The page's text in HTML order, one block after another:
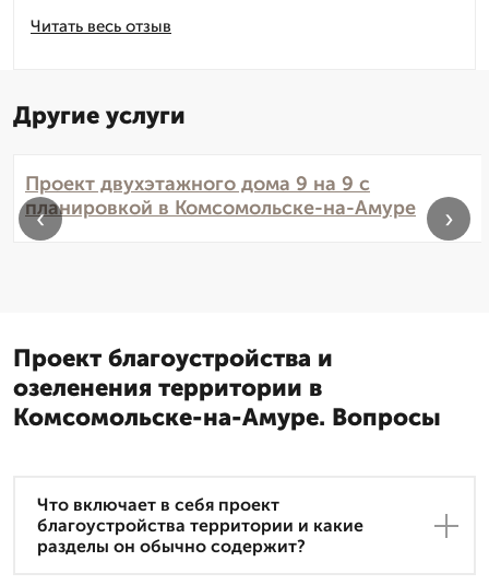
Читать весь отзыв
Другие услуги
Проект двухэтажного дома 9 на 9 с
планировкой в Комсомольске-на-Амуре
‹ ›
Проект благоустройства и
озеленения территории в
Комсомольске-на-Амуре. Вопросы
Что включает в себя проект
благоустройства территории и какие
разделы он обычно содержит?